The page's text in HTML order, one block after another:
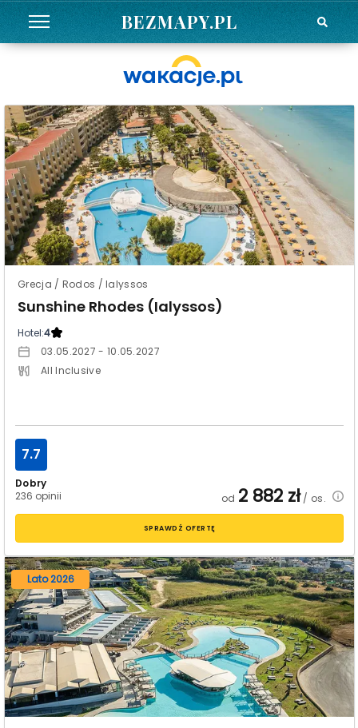
BEZMAPY.PL
Grecja / Rodos / Ialyssos
Sunshine Rhodes (Ialyssos)
Hotel:4
03.05.2027 - 10.05.2027
All Inclusive
Dobry
236 opinii
7.7
od 2 882 zł/ os.
SPRAWDŹ OFERTĘ
Lato 2026